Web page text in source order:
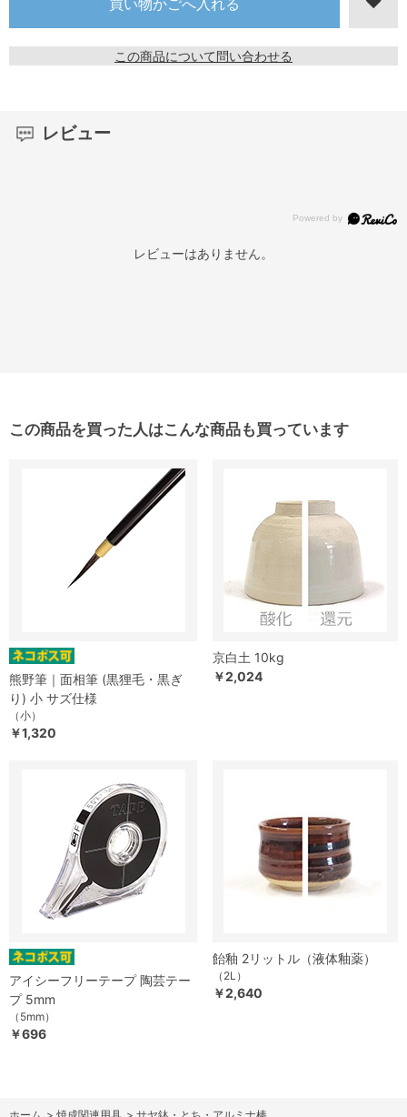
この商品について問い合わせる
レビュー
レビューはありません。
この商品を買った人はこんな商品も買っています
熊野筆｜面相筆 (黒狸毛・黒ぎ
り) 小 サズ仕様
（小）
￥1,320
京白土 10kg
￥2,024
アイシーフリーテープ 陶芸テー
プ 5mm
（5mm）
￥696
飴釉 2リットル（液体釉薬）
（2L）
￥2,640